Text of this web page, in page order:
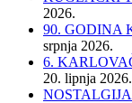
2026.
90. GODINA
srpnja 2026.
6.
20. lipnja 2026.
NOSTALGIJA